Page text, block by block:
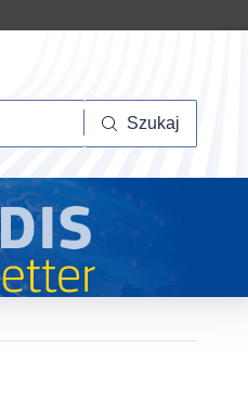
Szukaj